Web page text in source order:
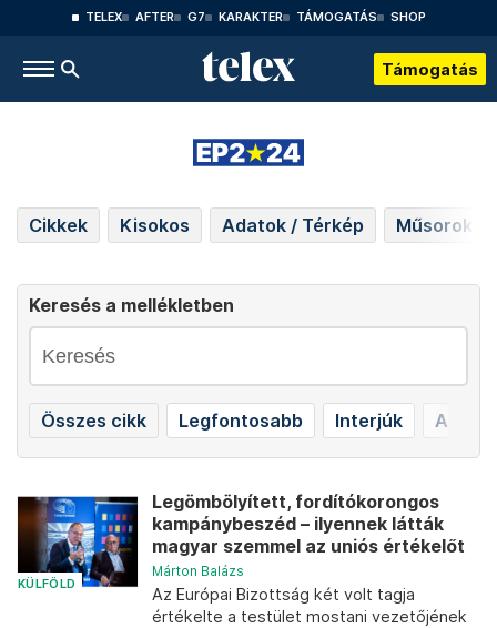
TELEX AFTER G7 KARAKTER TÁMOGATÁS SHOP
Támogatás
Cikkek Kisokos Adatok / Térkép Műsorok
Keresés a mellékletben
Összes cikk Legfontosabb Interjúk Alapok
KÜLFÖLD
Legömbölyített, fordítókorongos
kampánybeszéd – ilyennek látták
magyar szemmel az uniós értékelőt
Márton Balázs
Az Európai Bizottság két volt tagja
értékelte a testület mostani vezetőjének